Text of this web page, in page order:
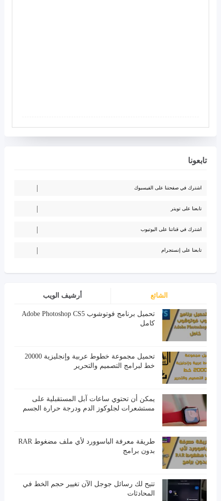
تابعونا
اشترك في صفحتنا على الفيسبوك
تابعنا على تويتر
اشترك في قناتنا على اليوتيوب
تابعنا على إنستجرام
الشائع أرشيف الويب
تحميل برنامج فوتوشوب Adobe Photoshop CS5
كامل
تحميل مجموعة خطوط عربية وإنجليزية 20000
خط لبرامج التصميم والتحرير
يمكن أن تحتوي ساعات آبل المستقبلية على
مستشعرات لجلوكوز الدم ودرجة حرارة الجسم
طريقة معرفة الباسوورد لأي ملف مضغوط RAR
بدون برامج
تتيح لك رسائل جوجل الآن تغيير حجم الخط في
المحادثات